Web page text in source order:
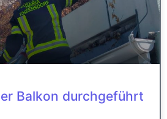
Balkon durchgeführt